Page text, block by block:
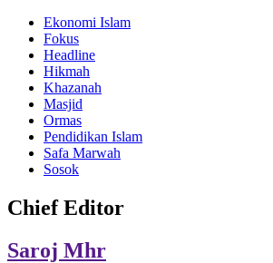
Ekonomi Islam
Fokus
Headline
Hikmah
Khazanah
Masjid
Ormas
Pendidikan Islam
Safa Marwah
Sosok
Chief Editor
Saroj Mhr